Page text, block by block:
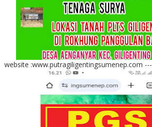
website :www.putragiligentingsumenep.com ---